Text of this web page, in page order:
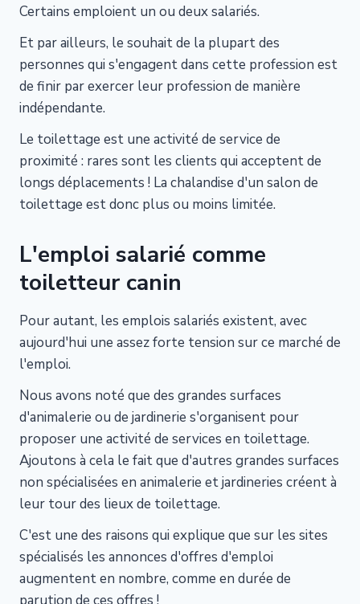
Certains emploient un ou deux salariés.
Et par ailleurs, le souhait de la plupart des
personnes qui s'engagent dans cette profession est
de finir par exercer leur profession de manière
indépendante.
Le toilettage est une activité de service de
proximité : rares sont les clients qui acceptent de
longs déplacements ! La chalandise d'un salon de
toilettage est donc plus ou moins limitée.
L'emploi salarié comme
toiletteur canin
Pour autant, les emplois salariés existent, avec
aujourd'hui une assez forte tension sur ce marché de
l'emploi.
Nous avons noté que des grandes surfaces
d'animalerie ou de jardinerie s'organisent pour
proposer une activité de services en toilettage.
Ajoutons à cela le fait que d'autres grandes surfaces
non spécialisées en animalerie et jardineries créent à
leur tour des lieux de toilettage.
C'est une des raisons qui explique que sur les sites
spécialisés les annonces d'offres d'emploi
augmentent en nombre, comme en durée de